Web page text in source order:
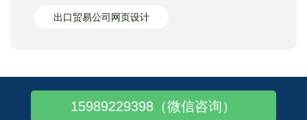
出口贸易公司网页设计
15989229398（微信咨询）